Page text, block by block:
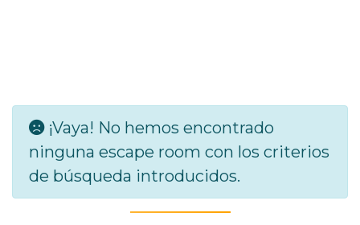
¡Vaya! No hemos encontrado
ninguna escape room con los criterios
de búsqueda introducidos.